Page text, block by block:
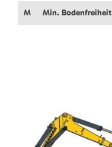
M Min. Bodenfreiheit